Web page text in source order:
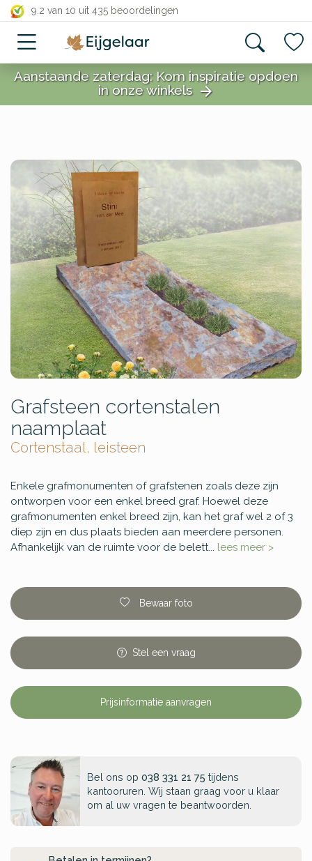
9.2 van 10 uit 435 beoordelingen
close
close
Aanstaande zaterdag: Kom inspiratie opdoen
in onze winkels arrow_forward
Grafsteen cortenstalen
naamplaat
Cortenstaal, leisteen
Enkele grafmonumenten of grafstenen zoals deze zijn
ontworpen voor een enkel breed graf. Hoewel deze
grafmonumenten enkel breed zijn, kan het graf wel 2 of 3
diep zijn en dus plaats bieden aan meerdere personen.
Afhankelijk van de ruimte voor de belett... lees meer >
Bewaar foto
Stel een vraag
Prijsinformatie aanvragen
Bel ons op 038 331 21 75 tijdens
kantooruren. Wij staan graag voor u klaar
om al uw vragen te beantwoorden.